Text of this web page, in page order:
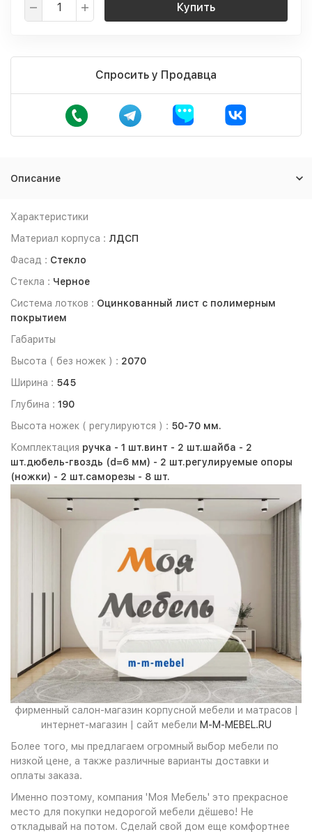
Купить
Спросить у Продавца
Описание
Характеристики
Материал корпуса : ЛДСП
Фасад : Стекло
Стекла : Черное
Система лотков : Оцинкованный лист с полимерным
покрытием
Габариты
Высота ( без ножек ) : 2070
Ширина : 545
Глубина : 190
Высота ножек ( регулируются ) : 50-70 мм.
Комплектация ручка - 1 шт.винт - 2 шт.шайба - 2
шт.дюбель-гвоздь (d=6 мм) - 2 шт.регулируемые опоры
(ножки) - 2 шт.саморезы - 8 шт.
фирменный салон-магазин корпусной мебели и матрасов |
интернет-магазин | сайт мебели M-M-MEBEL.RU
Более того, мы предлагаем огромный выбор мебели по
низкой цене, а также различные варианты доставки и
оплаты заказа.
Именно поэтому, компания 'Моя Мебель' это прекрасное
место для покупки недорогой мебели дёшево! Не
откладывай на потом. Сделай свой дом еще комфортнее